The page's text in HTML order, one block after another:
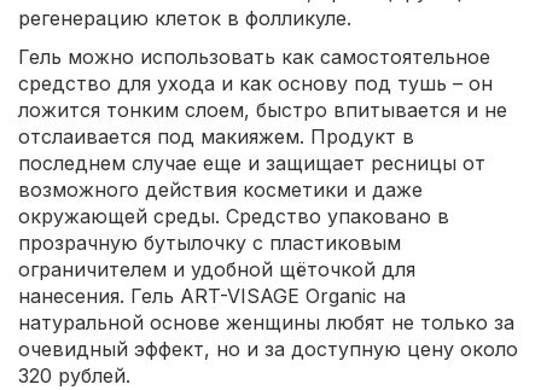
регенерацию клеток в фолликуле.
Гель можно использовать как самостоятельное
средство для ухода и как основу под тушь – он
ложится тонким слоем, быстро впитывается и не
отслаивается под макияжем. Продукт в
последнем случае еще и защищает ресницы от
возможного действия косметики и даже
окружающей среды. Средство упаковано в
прозрачную бутылочку с пластиковым
ограничителем и удобной щёточкой для
нанесения. Гель ART-VISAGE Organic на
натуральной основе женщины любят не только за
очевидный эффект, но и за доступную цену около
320 рублей.